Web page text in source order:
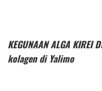
KEGUNAAN ALGA
kolagen di Yalimo